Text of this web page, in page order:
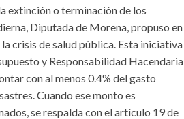
extinción o terminación de los
Diputada de Morena, propuso en
crisis de salud pública. Esta iniciativa
y Responsabilidad Hacendaria
con al menos 0.4% del gasto
Cuando ese monto es
se respalda con el artículo 19 de